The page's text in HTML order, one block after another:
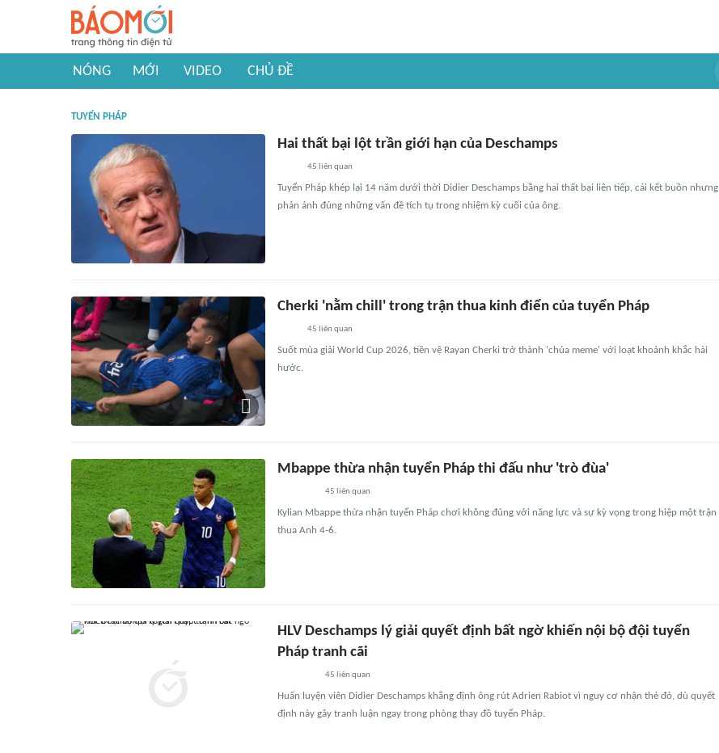
NÓNG MỚI VIDEO CHỦ ĐỀ
TUYỂN PHÁP
Hai thất bại lột trần giới hạn của Deschamps
45 liên quan
Tuyển Pháp khép lại 14 năm dưới thời Didier Deschamps bằng hai thất bại liên tiếp, cái kết buồn nhưng
phản ánh đúng những vấn đề tích tụ trong nhiệm kỳ cuối của ông.
Cherki 'nằm chill' trong trận thua kinh điển của tuyển Pháp
45 liên quan
Suốt mùa giải World Cup 2026, tiền vệ Rayan Cherki trở thành 'chúa meme' với loạt khoảnh khắc hài
hước.
Mbappe thừa nhận tuyển Pháp thi đấu như 'trò đùa'
45 liên quan
Kylian Mbappe thừa nhận tuyển Pháp chơi không đúng với năng lực và sự kỳ vọng trong hiệp một trận
thua Anh 4-6.
HLV Deschamps lý giải quyết định bất ngờ khiến nội bộ đội tuyển
Pháp tranh cãi
45 liên quan
Huấn luyện viên Didier Deschamps khẳng định ông rút Adrien Rabiot vì nguy cơ nhận thẻ đỏ, dù quyết
định này gây tranh luận ngay trong phòng thay đồ tuyển Pháp.